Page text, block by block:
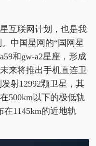
互联网计划，也是我
中国星网的“国网星
和gw-a2星座，形成
来将推出手机直连卫
射12992颗卫星，其
500km以下的极低轨
在1145km的近地轨